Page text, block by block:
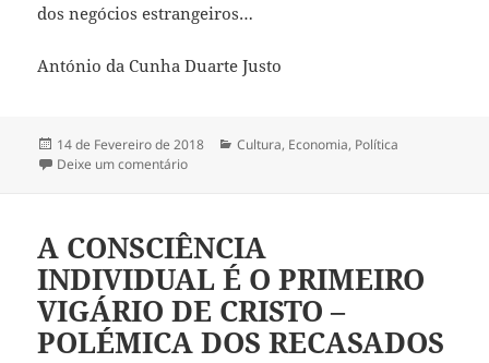
dos negócios estrangeiros…
António da Cunha Duarte Justo
Publicado
a
14 de Fevereiro de 2018 Categorias
Cultura, Economia, Política
Deixe um comentário
A CONSCIÊNCIA
INDIVIDUAL É O PRIMEIRO
VIGÁRIO DE CRISTO –
POLÉMICA DOS RECASADOS